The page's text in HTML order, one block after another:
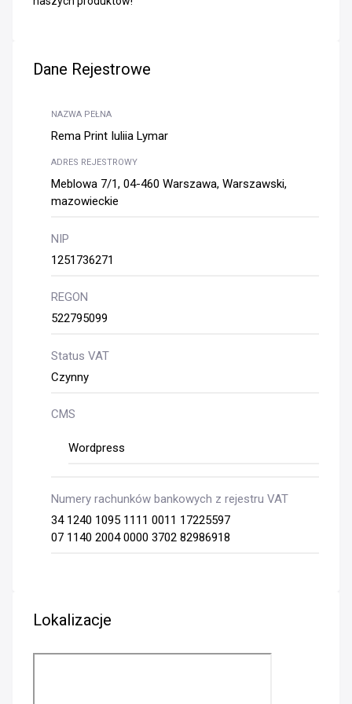
Dane Rejestrowe
NAZWA PEŁNA
Rema Print Iuliia Lymar
ADRES REJESTROWY
Meblowa 7/1, 04-460 Warszawa, Warszawski,
mazowieckie
NIP
1251736271
REGON
522795099
Status VAT
Czynny
CMS
Wordpress
Numery rachunków bankowych z rejestru VAT
34 1240 1095 1111 0011 17225597
07 1140 2004 0000 3702 82986918
Lokalizacje